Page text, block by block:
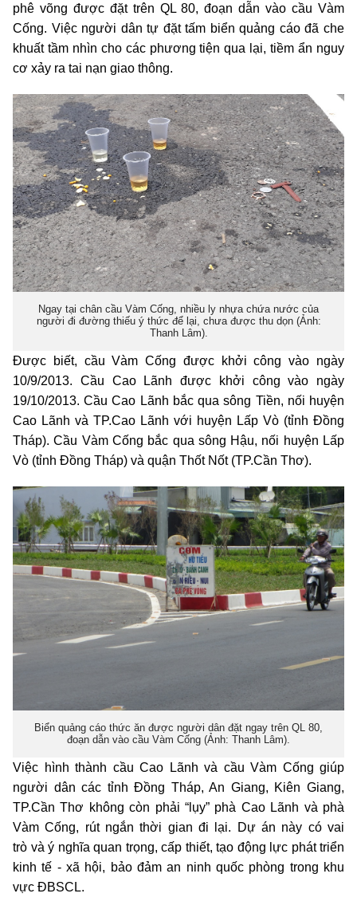
phê võng được đặt trên QL 80, đoạn dẫn vào cầu Vàm
Cống. Việc người dân tự đặt tấm biển quảng cáo đã che
khuất tầm nhìn cho các phương tiện qua lại, tiềm ẩn nguy
cơ xảy ra tai nạn giao thông.
Ngay tại chân cầu Vàm Cống, nhiều ly nhựa chứa nước của
người đi đường thiếu ý thức để lại, chưa được thu dọn (Ảnh:
Thanh Lâm).
Được biết, cầu Vàm Cống được khởi công vào ngày
10/9/2013. Cầu Cao Lãnh được khởi công vào ngày
19/10/2013. Cầu Cao Lãnh bắc qua sông Tiền, nối huyện
Cao Lãnh và TP.Cao Lãnh với huyện Lấp Vò (tỉnh Đồng
Tháp). Cầu Vàm Cống bắc qua sông Hậu, nối huyện Lấp
Vò (tỉnh Đồng Tháp) và quận Thốt Nốt (TP.Cần Thơ).
Biển quảng cáo thức ăn được người dân đặt ngay trên QL 80,
đoạn dẫn vào cầu Vàm Cống (Ảnh: Thanh Lâm).
Việc hình thành cầu Cao Lãnh và cầu Vàm Cống giúp
người dân các tỉnh Đồng Tháp, An Giang, Kiên Giang,
TP.Cần Thơ không còn phải “lụy” phà Cao Lãnh và phà
Vàm Cống, rút ngắn thời gian đi lại. Dự án này có vai
trò và ý nghĩa quan trọng, cấp thiết, tạo động lực phát triển
kinh tế - xã hội, bảo đảm an ninh quốc phòng trong khu
vực ĐBSCL.